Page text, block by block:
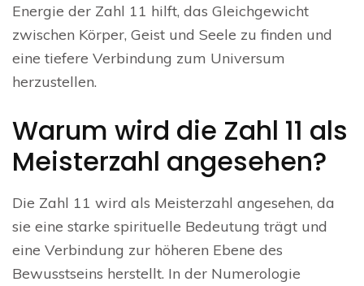
Energie der Zahl 11 hilft, das Gleichgewicht
zwischen Körper, Geist und Seele zu finden und
eine tiefere Verbindung zum Universum
herzustellen.
Warum wird die Zahl 11 als
Meisterzahl angesehen?
Die Zahl 11 wird als Meisterzahl angesehen, da
sie eine starke spirituelle Bedeutung trägt und
eine Verbindung zur höheren Ebene des
Bewusstseins herstellt. In der Numerologie